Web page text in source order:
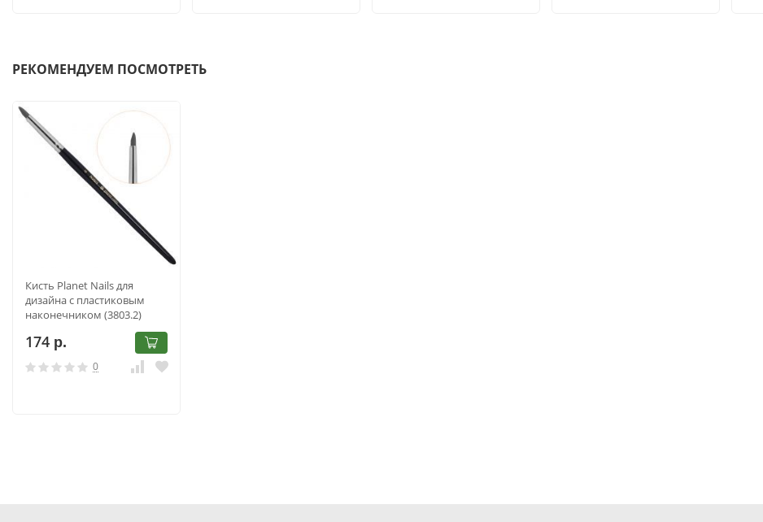
РЕКОМЕНДУЕМ ПОСМОТРЕТЬ
Кисть Planet Nails для
дизайна с пластиковым
наконечником (3803.2)
174 р.
0